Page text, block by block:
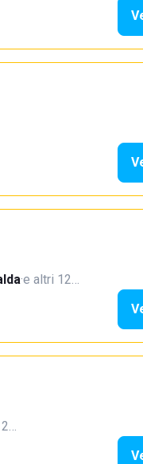
·e altri 12…